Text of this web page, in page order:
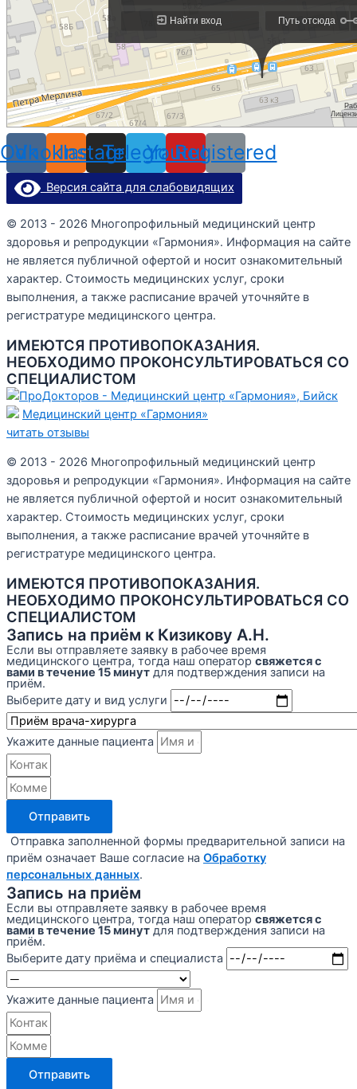
Vk
Odnoklassniki
Instagram
Telegram
Youtube
Registered
Версия сайта для слабовидящих
© 2013 - 2026 Многопрофильный медицинский центр
здоровья и репродукции «Гармония». Информация на сайте
не является публичной офертой и носит ознакомительный
характер. Стоимость медицинских услуг, сроки
выполнения, а также расписание врачей уточняйте в
регистратуре медицинского центра.
ИМЕЮТСЯ ПРОТИВОПОКАЗАНИЯ.
НЕОБХОДИМО ПРОКОНСУЛЬТИРОВАТЬСЯ СО
СПЕЦИАЛИСТОМ
Медицинский центр «Гармония»
читать отзывы
© 2013 - 2026 Многопрофильный медицинский центр
здоровья и репродукции «Гармония». Информация на сайте
не является публичной офертой и носит ознакомительный
характер. Стоимость медицинских услуг, сроки
выполнения, а также расписание врачей уточняйте в
регистратуре медицинского центра.
ИМЕЮТСЯ ПРОТИВОПОКАЗАНИЯ.
НЕОБХОДИМО ПРОКОНСУЛЬТИРОВАТЬСЯ СО
СПЕЦИАЛИСТОМ
Запись на приём к Кизикову А.Н.
Если вы отправляете заявку в рабочее время
медицинского центра, тогда наш оператор свяжется с
вами в течение 15 минут для подтверждения записи на
приём.
Выберите дату и вид услуги
Укажите данные пациента
Отправить
Отправка заполненной формы предварительной записи на
приём означает Ваше согласие на Обработку
персональных данных.
Запись на приём
Если вы отправляете заявку в рабочее время
медицинского центра, тогда наш оператор свяжется с
вами в течение 15 минут для подтверждения записи на
приём.
Выберите дату приёма и специалиста
Укажите данные пациента
Отправить